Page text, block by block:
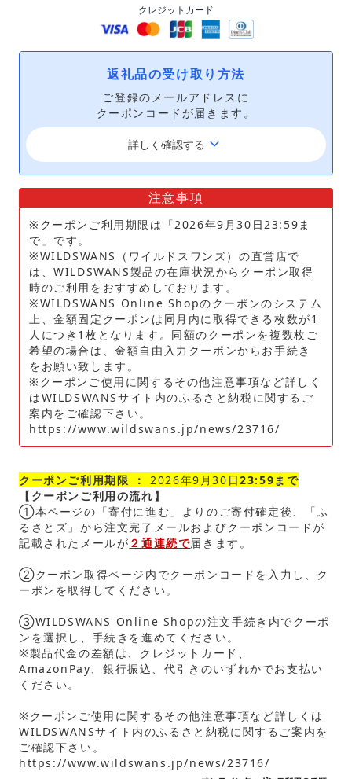
クレジットカード
返礼品の受け取り方法
ご登録のメールアドレスに
クーポンコードが届きます。
詳しく確認する keyboard_arrow_down
注意事項
※クーポンご利用期限は「2026年9月30日23:59ま
で」です。
※WILDSWANS（ワイルドスワンズ）の直営店で
は、WILDSWANS製品の在庫状況からクーポン取得
時のご利用をおすすめしております。
※WILDSWANS Online Shopのクーポンのシステム
上、金額固定クーポンは同月内に取得できる枚数が1
人につき1枚となります。同額のクーポンを複数枚ご
希望の場合は、金額自由入力クーポンからお手続き
をお願い致します。
※クーポンご使用に関するその他注意事項など詳しく
はWILDSWANSサイト内のふるさと納税に関するご
案内をご確認下さい。
https://www.wildswans.jp/news/23716/
クーポンご利用期限 ：2026年9月30日23:59まで
【クーポンご利用の流れ】
①本ページの「寄付に進む」よりのご寄付確定後、「ふ
るさとズ」から注文完了メールおよびクーポンコードが
記載されたメールが ２通連続で届きます。
②クーポン取得ページ内でクーポンコードを入力し、ク
ーポンを取得してください。
③WILDSWANS Online Shopの注文手続き内でクーポ
ンを選択し、手続きを進めてください。
※製品代金の差額は、クレジットカード、
AmazonPay、銀行振込、代引きのいずれかでお支払い
ください。
※クーポンご使用に関するその他注意事項など詳しくは
WILDSWANSサイト内のふるさと納税に関するご案内を
ご確認下さい。
https://www.wildswans.jp/news/23716/